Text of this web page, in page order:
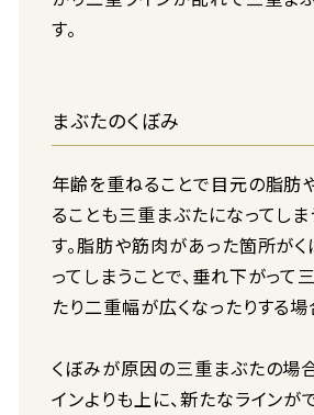
す。
まぶたのくぼみ
年齢を重ねることで目元の脂肪
ることも三重まぶたになってし
す。脂肪や筋肉があった箇所が
ってしまうことで、垂れ下がって
たり二重幅が広くなったりする場
くぼみが原因の三重まぶたの場
インよりも上に、新たなラインが